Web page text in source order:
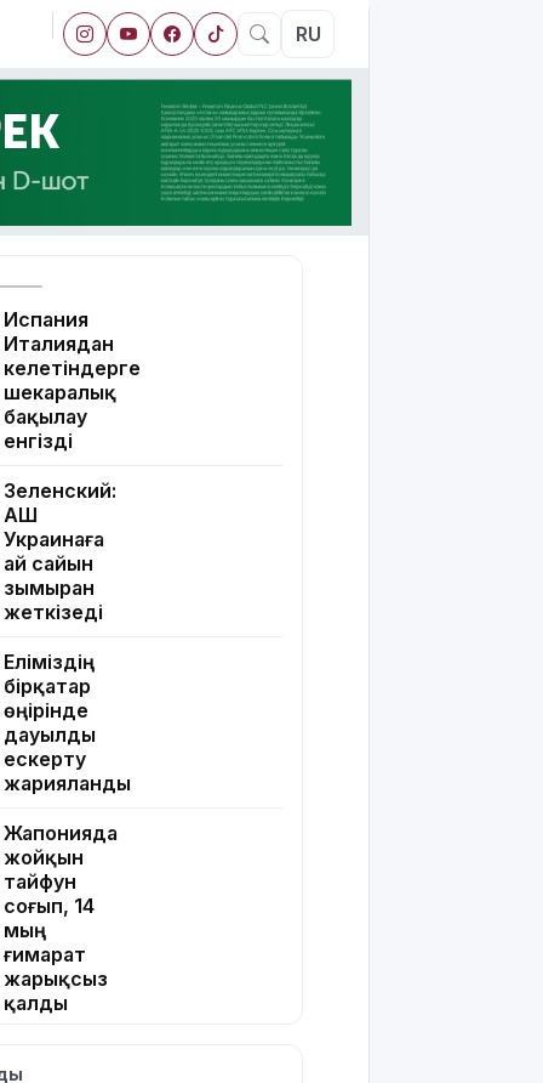
RU
Испания
Италиядан
келетіндерге
шекаралық
бақылау
енгізді
Зеленский:
АҚШ
Украинаға
ай сайын
зымыран
жеткізеді
Еліміздің
бірқатар
өңірінде
дауылды
ескерту
жарияланды
Жапонияда
жойқын
тайфун
соғып, 14
мың
ғимарат
жарықсыз
қалды
өнімдері